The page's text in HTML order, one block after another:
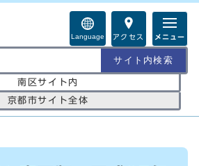
Language アクセス メニュー
南区サイト内
京都市サイト全体